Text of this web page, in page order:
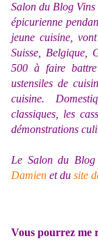
Salon du Blog
épicurienne
jeune cuisine,
Suisse, Belgique,
500 à faire
ustensiles de
cuisine.
classiques, les
démonstrations
Le Salon du
Damien et du site
Vous pourrez me